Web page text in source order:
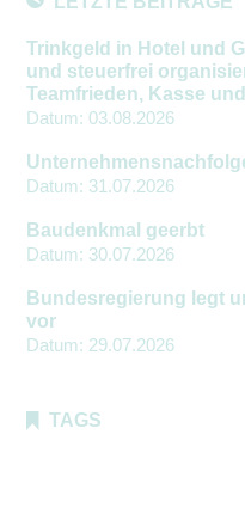
Trinkgeld in Hotel und
und steuerfrei
Teamfrieden, Kasse
Datum: 03.08.2026
Datum: 31.07.2026
Baudenkmal geerbt
Datum: 30.07.2026
Bundesregierung legt
vor
Datum: 29.07.2026
TAGS